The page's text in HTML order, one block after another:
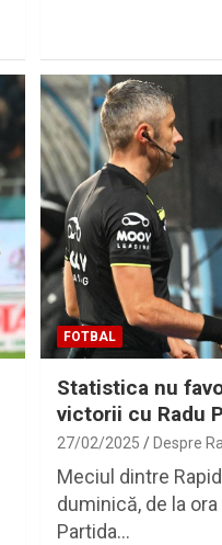
FOTBAL
Statistica nu
victorii cu Radu
27/02/2025 Despre
Meciul dintre
duminică, de la
Partida…